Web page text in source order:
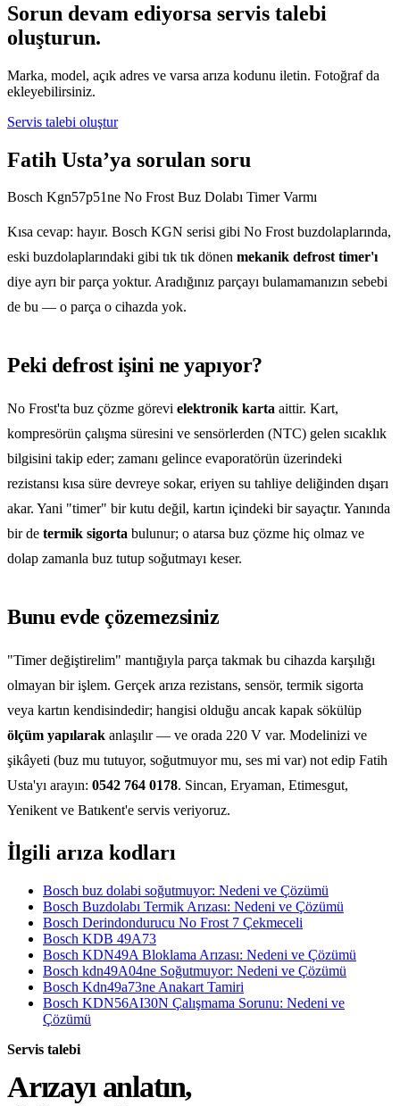
Sorun devam ediyorsa servis talebi
oluşturun.
Marka, model, açık adres ve varsa arıza kodunu iletin. Fotoğraf da
ekleyebilirsiniz.
Servis talebi oluştur
Fatih Usta’ya sorulan soru
Bosch Kgn57p51ne No Frost Buz Dolabı Timer Varmı
Kısa cevap: hayır. Bosch KGN serisi gibi No Frost buzdolaplarında,
eski buzdolaplarındaki gibi tık tık dönen mekanik defrost timer'ı
diye ayrı bir parça yoktur. Aradığınız parçayı bulamamanızın sebebi
de bu — o parça o cihazda yok.
Peki defrost işini ne yapıyor?
No Frost'ta buz çözme görevi elektronik karta aittir. Kart,
kompresörün çalışma süresini ve sensörlerden (NTC) gelen sıcaklık
bilgisini takip eder; zamanı gelince evaporatörün üzerindeki
rezistansı kısa süre devreye sokar, eriyen su tahliye deliğinden dışarı
akar. Yani "timer" bir kutu değil, kartın içindeki bir sayaçtır. Yanında
bir de termik sigorta bulunur; o atarsa buz çözme hiç olmaz ve
dolap zamanla buz tutup soğutmayı keser.
Bunu evde çözemezsiniz
"Timer değiştirelim" mantığıyla parça takmak bu cihazda karşılığı
olmayan bir işlem. Gerçek arıza rezistans, sensör, termik sigorta
veya kartın kendisindedir; hangisi olduğu ancak kapak sökülüp
ölçüm yapılarak anlaşılır — ve orada 220 V var. Modelinizi ve
şikâyeti (buz mu tutuyor, soğutmuyor mu, ses mi var) not edip Fatih
Usta'yı arayın: 0542 764 0178. Sincan, Eryaman, Etimesgut,
Yenikent ve Batıkent'e servis veriyoruz.
İlgili arıza kodları
Bosch buz dolabi soğutmuyor: Nedeni ve Çözümü
Bosch Buzdolabı Termik Arızası: Nedeni ve Çözümü
Bosch Derindondurucu No Frost 7 Çekmeceli
Bosch KDB 49A73
Bosch KDN49A Bloklama Arızası: Nedeni ve Çözümü
Bosch kdn49A04ne Soğutmuyor: Nedeni ve Çözümü
Bosch Kdn49a73ne Anakart Tamiri
Bosch KDN56AI30N Çalışmama Sorunu: Nedeni ve
Çözümü
Servis talebi
Arızayı anlatın,